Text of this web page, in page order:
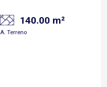
140.00 m²
A. Terreno